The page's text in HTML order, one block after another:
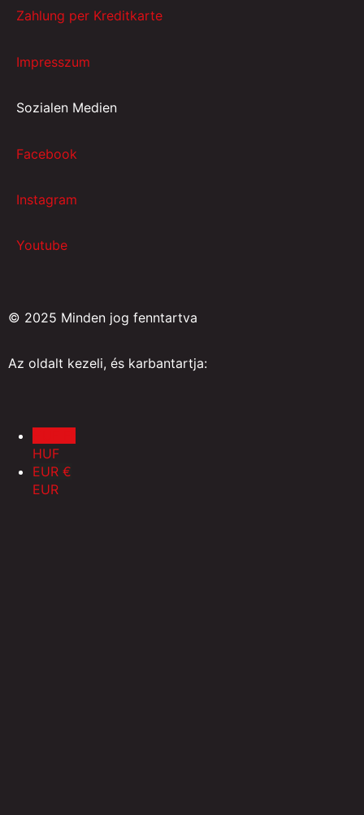
Zahlung per Kreditkarte
Impresszum
Sozialen Medien
Facebook
Instagram
Youtube
© 2025 Minden jog fenntartva
Az oldalt kezeli, és karbantartja:
HUF
EUR €
EUR